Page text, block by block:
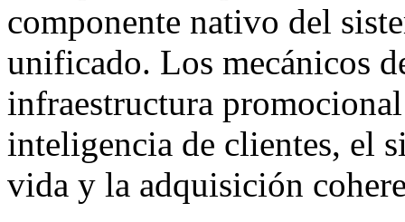
componente nativo del
unificado. Los mecánicos
infraestructura
inteligencia de clientes, el
vida y la adquisición